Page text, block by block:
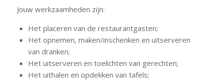
Jouw werkzaamheden zijn:
Het placeren van de restaurantgasten;
Het opnemen, maken/inschenken en uitserveren
van dranken;
Het uitserveren en toelichten van gerechten;
Het uithalen en opdekken van tafels;